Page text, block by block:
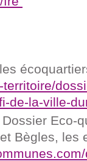
de-la-ville-
Eco-
Bègles, les